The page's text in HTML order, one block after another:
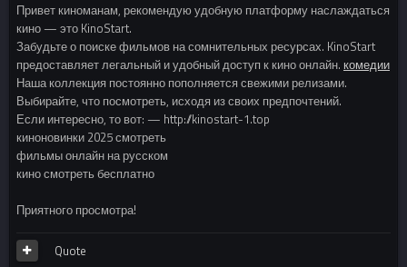
Привет киноманам, рекомендую удобную платформу наслаждаться
кино — это KinoStart.
Забудьте о поиске фильмов на сомнительных ресурсах. KinoStart
предоставляет легальный и удобный доступ к кино онлайн. комедии
Наша коллекция постоянно пополняется свежими релизами.
Выбирайте, что посмотреть, исходя из своих предпочтений.
Если интересно, то вот: — http://kinostart-1.top
киноновинки 2025 смотреть
фильмы онлайн на русском
кино смотреть бесплатно
Приятного просмотра!
Quote